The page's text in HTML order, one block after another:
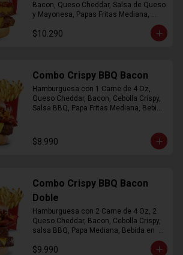
Bacon, Queso Cheddar, Salsa de Queso
y Mayonesa, Papas Fritas Mediana,
$10.290
Combo Crispy BBQ Bacon
Hamburguesa con 1 Carne de 4 Oz,
Queso Cheddar, Bacon, Cebolla Crispy,
Salsa BBQ, Papa Fritas Mediana, Bebida
$8.990
Combo Crispy BBQ Bacon
Doble
Hamburguesa con 2 Carne de 4 Oz, 2
Queso Cheddar, Bacon, Cebolla Crispy,
salsa BBQ, Papa Mediana, Bebida en
$9.990